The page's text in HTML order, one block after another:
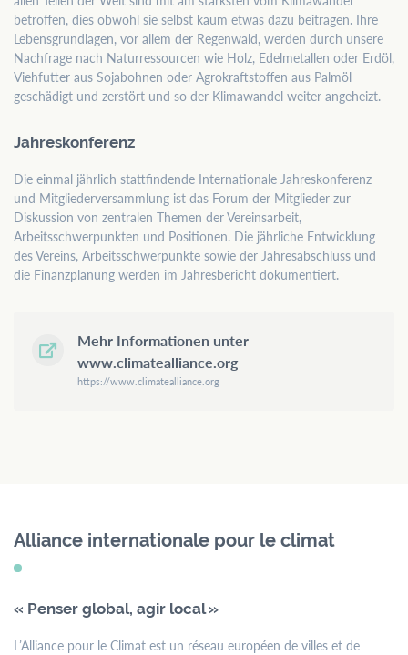
betroffen, dies obwohl sie selbst kaum etwas dazu beitragen. Ihre
Lebensgrundlagen, vor allem der Regenwald, werden durch unsere
Nachfrage nach Naturressourcen wie Holz, Edelmetallen oder Erdöl,
Viehfutter aus Sojabohnen oder Agrokraftstoffen aus Palmöl
geschädigt und zerstört und so der Klimawandel weiter angeheizt.
Jahreskonferenz
Die einmal jährlich stattfindende Internationale Jahreskonferenz
und Mitgliederversammlung ist das Forum der Mitglieder zur
Diskussion von zentralen Themen der Vereinsarbeit,
Arbeitsschwerpunkten und Positionen. Die jährliche Entwicklung
des Vereins, Arbeitsschwerpunkte sowie der Jahresabschluss und
die Finanzplanung werden im Jahresbericht dokumentiert.
Mehr Informationen unter
www.climatealliance.org
https://www.climatealliance.org
Alliance internationale pour le climat
« Penser global, agir local »
L’Alliance pour le Climat est un réseau européen de villes et de